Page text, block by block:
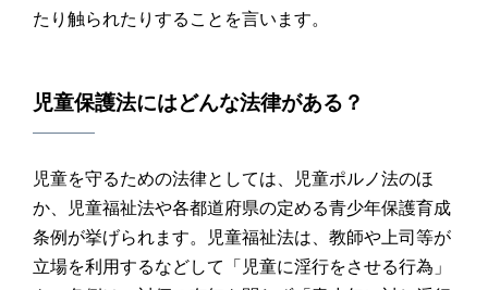
たり触られたりすることを言います。
児童保護法にはどんな法律がある？
児童を守るための法律としては、児童ポルノ法のほ
か、児童福祉法や各都道府県の定める青少年保護育成
条例が挙げられます。児童福祉法は、教師や上司等が
立場を利用するなどして「児童に淫行をさせる行為」